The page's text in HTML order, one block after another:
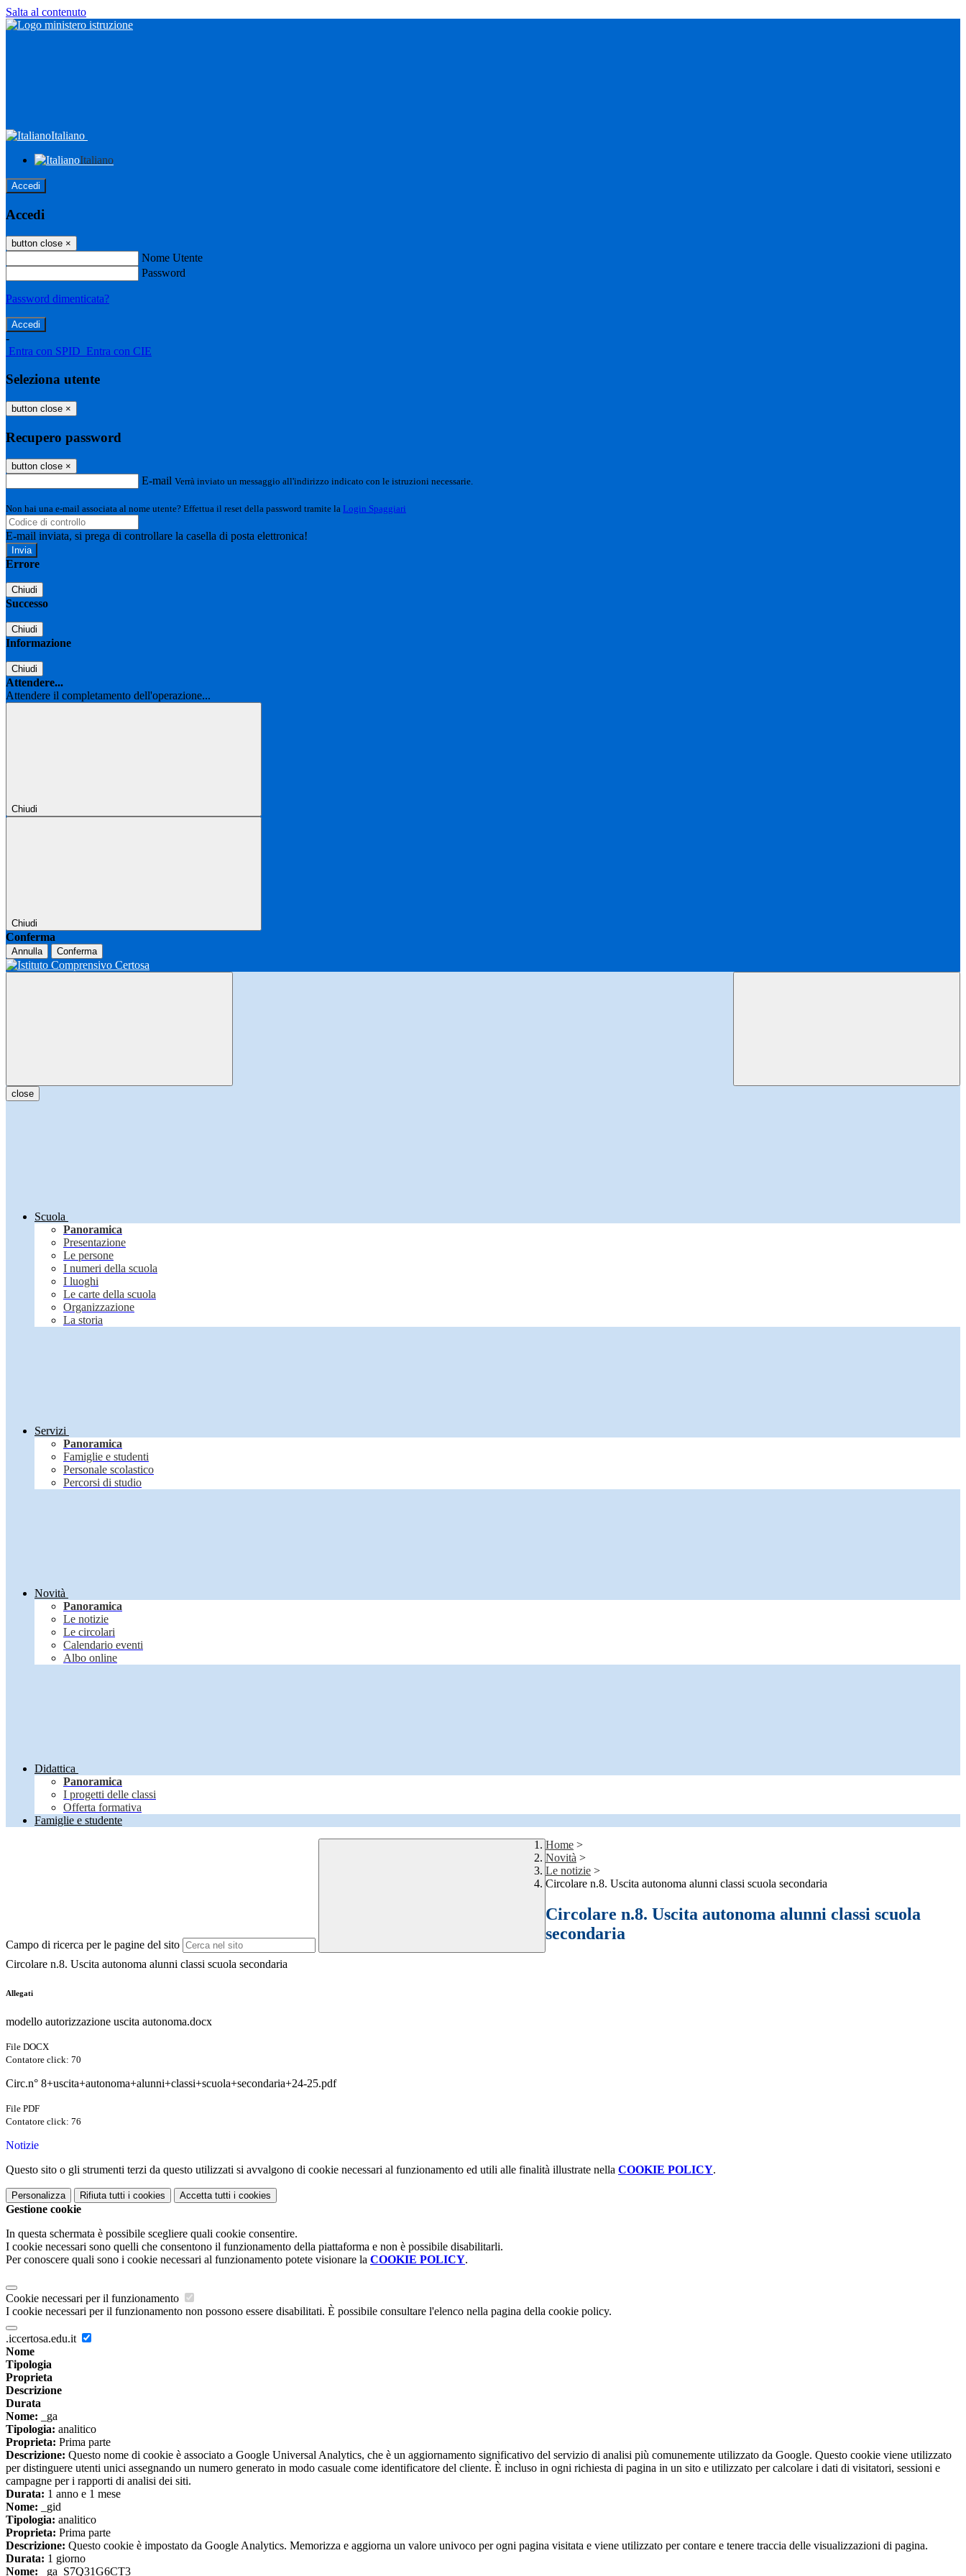
Salta al contenuto
Italiano
Italiano
Accedi
Accedi
button close ×
Nome Utente
Password
Password dimenticata?
-
Entra con SPID Entra con CIE
Seleziona utente
button close ×
Recupero password
button close ×
E-mail Verrà inviato un messaggio all'indirizzo indicato con le istruzioni necessarie.
Non hai una e-mail associata al nome utente? Effettua il reset della password tramite la Login Spaggiari
E-mail inviata, si prega di controllare la casella di posta elettronica!
Errore
Chiudi
Successo
Chiudi
Informazione
Chiudi
Attendere...
Attendere il completamento dell'operazione...
Chiudi
Chiudi
Conferma
Annulla Conferma
close
Scuola
Panoramica
Presentazione
Le persone
I numeri della scuola
I luoghi
Le carte della scuola
Organizzazione
La storia
Servizi
Panoramica
Famiglie e studenti
Personale scolastico
Percorsi di studio
Novità
Panoramica
Le notizie
Le circolari
Calendario eventi
Albo online
Didattica
Panoramica
I progetti delle classi
Offerta formativa
Famiglie e studente
Campo di ricerca per le pagine del sito
Home >
Novità >
Le notizie >
Circolare n.8. Uscita autonoma alunni classi scuola secondaria
Circolare n.8. Uscita autonoma alunni classi scuola
secondaria
Circolare n.8. Uscita autonoma alunni classi scuola secondaria
Allegati
modello autorizzazione uscita autonoma.docx
File DOCX
Contatore click: 70
Circ.n° 8+uscita+autonoma+alunni+classi+scuola+secondaria+24-25.pdf
File PDF
Contatore click: 76
Notizie
Questo sito o gli strumenti terzi da questo utilizzati si avvalgono di cookie necessari al funzionamento ed utili alle finalità illustrate nella COOKIE POLICY.
Personalizza Rifiuta tutti i cookies Accetta tutti i cookies
Gestione cookie
In questa schermata è possibile scegliere quali cookie consentire.
I cookie necessari sono quelli che consentono il funzionamento della piattaforma e non è possibile disabilitarli.
Per conoscere quali sono i cookie necessari al funzionamento potete visionare la COOKIE POLICY.
Cookie necessari per il funzionamento
I cookie necessari per il funzionamento non possono essere disabilitati. È possibile consultare l'elenco nella pagina della cookie policy.
.iccertosa.edu.it
Nome
Tipologia
Proprieta
Descrizione
Durata
Nome: _ga
Tipologia: analitico
Proprieta: Prima parte
Descrizione: Questo nome di cookie è associato a Google Universal Analytics, che è un aggiornamento significativo del servizio di analisi più comunemente utilizzato da Google. Questo cookie viene utilizzato
per distinguere utenti unici assegnando un numero generato in modo casuale come identificatore del cliente. È incluso in ogni richiesta di pagina in un sito e utilizzato per calcolare i dati di visitatori, sessioni e
campagne per i rapporti di analisi dei siti.
Durata: 1 anno e 1 mese
Nome: _gid
Tipologia: analitico
Proprieta: Prima parte
Descrizione: Questo cookie è impostato da Google Analytics. Memorizza e aggiorna un valore univoco per ogni pagina visitata e viene utilizzato per contare e tenere traccia delle visualizzazioni di pagina.
Durata: 1 giorno
Nome: _ga_S7Q31G6CT3